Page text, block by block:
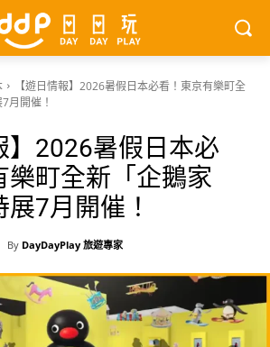
【遊日情報】2026暑假日本必看！東京有樂町全
月開催！
】2026暑假日本必
樂町全新「企鵝家
7月開催！
By DayDayPlay 旅遊專家